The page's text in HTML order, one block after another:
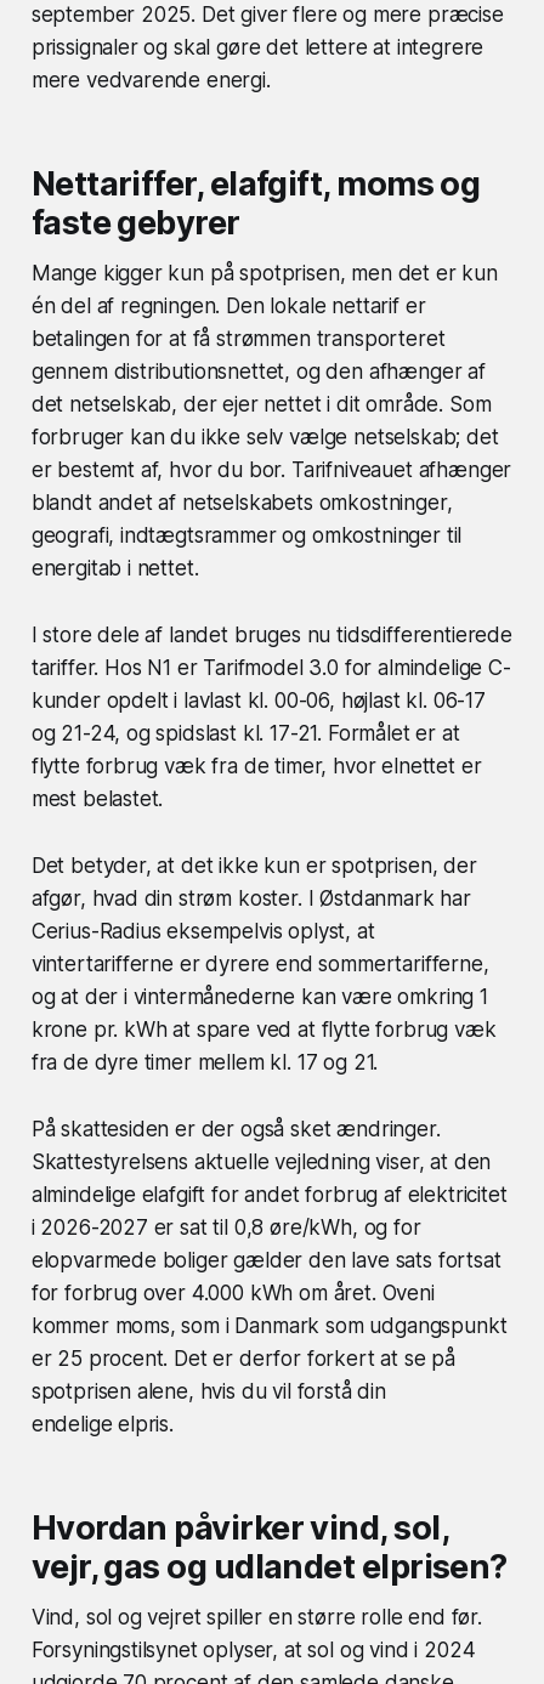
september 2025. Det giver flere og mere præcise
prissignaler og skal gøre det lettere at integrere
mere vedvarende energi.
Nettariffer, elafgift, moms og
faste gebyrer
Mange kigger kun på spotprisen, men det er kun
én del af regningen. Den lokale nettarif er
betalingen for at få strømmen transporteret
gennem distributionsnettet, og den afhænger af
det netselskab, der ejer nettet i dit område. Som
forbruger kan du ikke selv vælge netselskab; det
er bestemt af, hvor du bor. Tarifniveauet afhænger
blandt andet af netselskabets omkostninger,
geografi, indtægtsrammer og omkostninger til
energitab i nettet.
I store dele af landet bruges nu tidsdifferentierede
tariffer. Hos N1 er Tarifmodel 3.0 for almindelige C-
kunder opdelt i lavlast kl. 00-06, højlast kl. 06-17
og 21-24, og spidslast kl. 17-21. Formålet er at
flytte forbrug væk fra de timer, hvor elnettet er
mest belastet.
Det betyder, at det ikke kun er spotprisen, der
afgør, hvad din strøm koster. I Østdanmark har
Cerius-Radius eksempelvis oplyst, at
vintertarifferne er dyrere end sommertarifferne,
og at der i vintermånederne kan være omkring 1
krone pr. kWh at spare ved at flytte forbrug væk
fra de dyre timer mellem kl. 17 og 21.
På skattesiden er der også sket ændringer.
Skattestyrelsens aktuelle vejledning viser, at den
almindelige elafgift for andet forbrug af elektricitet
i 2026-2027 er sat til 0,8 øre/kWh, og for
elopvarmede boliger gælder den lave sats fortsat
for forbrug over 4.000 kWh om året. Oveni
kommer moms, som i Danmark som udgangspunkt
er 25 procent. Det er derfor forkert at se på
spotprisen alene, hvis du vil forstå din
endelige elpris.
Hvordan påvirker vind, sol,
vejr, gas og udlandet elprisen?
Vind, sol og vejret spiller en større rolle end før.
Forsyningstilsynet oplyser, at sol og vind i 2024